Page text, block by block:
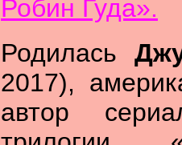
Робин Гуда».
Родилась
2017),
автор